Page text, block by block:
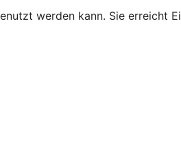
werden kann. Sie erreicht